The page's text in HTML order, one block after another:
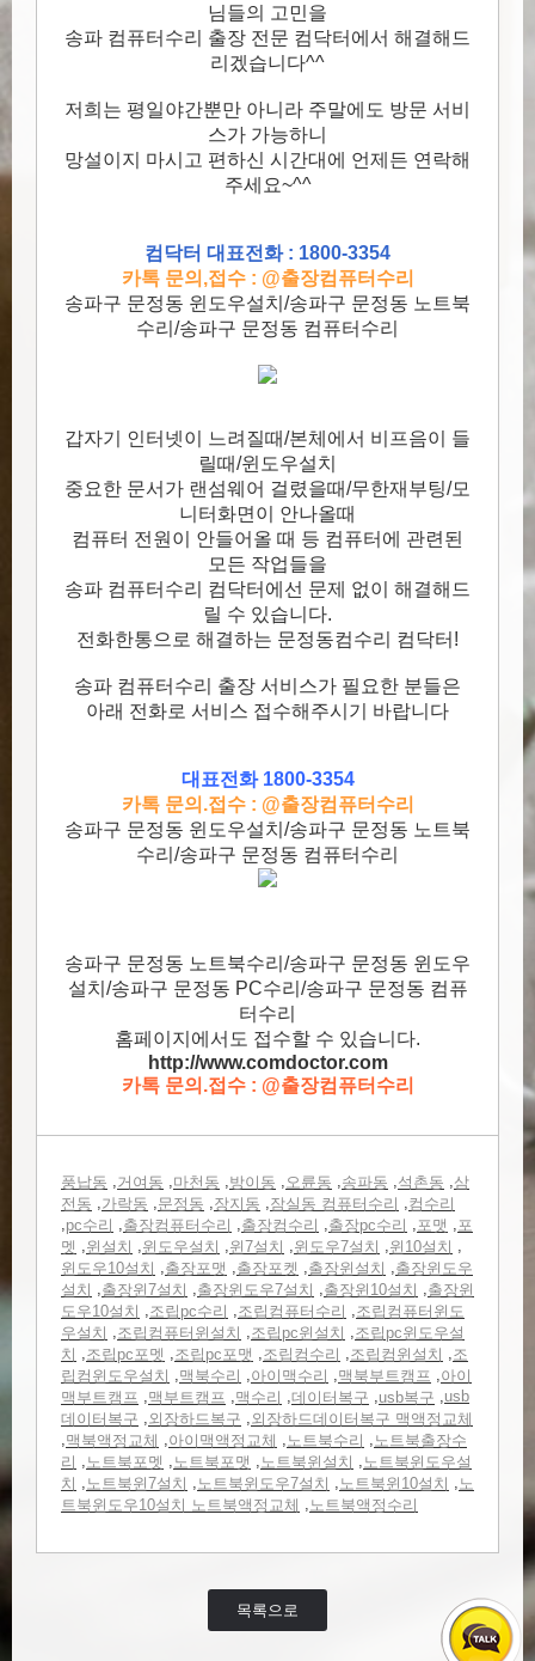
님들의 고민을
송파 컴퓨터수리 출장 전문 컴닥터에서 해결해드
리겠습니다^^
저희는 평일야간뿐만 아니라 주말에도 방문 서비
스가 가능하니
망설이지 마시고 편하신 시간대에 언제든 연락해
주세요~^^
컴닥터 대표전화 : 1800-3354
카톡 문의,접수 : @출장컴퓨터수리
송파구 문정동 윈도우설치/송파구 문정동 노트북
수리/송파구 문정동 컴퓨터수리
갑자기 인터넷이 느려질때/본체에서 비프음이 들
릴때/윈도우설치
중요한 문서가 랜섬웨어 걸렸을때/무한재부팅/모
니터화면이 안나올때
컴퓨터 전원이 안들어올 때 등 컴퓨터에 관련된
모든 작업들을
송파 컴퓨터수리 컴닥터에선 문제 없이 해결해드
릴 수 있습니다.
전화한통으로 해결하는 문정동컴수리 컴닥터!
송파 컴퓨터수리 출장 서비스가 필요한 분들은
아래 전화로 서비스 접수해주시기 바랍니다
대표전화 1800-3354
카톡 문의.접수 : @출장컴퓨터수리
송파구 문정동 윈도우설치/송파구 문정동 노트북
수리/송파구 문정동 컴퓨터수리
송파구 문정동 노트북수리/송파구 문정동 윈도우
설치/송파구 문정동 PC수리/송파구 문정동 컴퓨
터수리
홈페이지에서도 접수할 수 있습니다.
http://www.comdoctor.com
카톡 문의.접수 : @출장컴퓨터수리
풍납동 ,거여동 ,마천동 ,방이동 ,오륜동 ,송파동 ,석촌동 ,삼
전동 ,가락동 ,문정동 ,장지동 ,잠실동 컴퓨터수리 ,컴수리
,pc수리 ,출장컴퓨터수리 ,출장컴수리 ,출장pc수리 ,포맷 ,포
멧 ,윈설치 ,윈도우설치 ,윈7설치 ,윈도우7설치 ,윈10설치 ,
윈도우10설치 ,출장포맷 ,출장포켓 ,출장윈설치 ,출장윈도우
설치 ,출장윈7설치 ,출장윈도우7설치 ,출장윈10설치 ,출장윈
도우10설치 ,조립pc수리 ,조립컴퓨터수리 ,조립컴퓨터윈도
우설치 ,조립컴퓨터윈설치 ,조립pc윈설치 ,조립pc윈도우설
치 ,조립pc포멧 ,조립pc포맷 ,조립컴수리 ,조립컴윈설치 ,조
립컴윈도우설치 ,맥북수리 ,아이맥수리 ,맥북부트캠프 ,아이
맥부트캠프 ,맥부트캠프 ,맥수리 ,데이터복구 ,usb복구 ,usb
데이터복구 ,외장하드복구 ,외장하드데이터복구 맥액정교체
,맥북액정교체 ,아이맥액정교체 ,노트북수리 ,노트북출장수
리 ,노트북포멧 ,노트북포맷 ,노트북윈설치 ,노트북윈도우설
치 ,노트북윈7설치 ,노트북윈도우7설치 ,노트북윈10설치 ,노
트북윈도우10설치 노트북액정교체 ,노트북액정수리
목록으로